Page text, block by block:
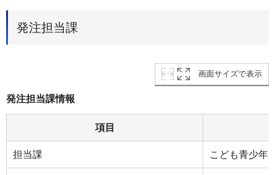
発注担当課
画面サイズで表示
発注担当課情報
項目
担当課 こども青少年